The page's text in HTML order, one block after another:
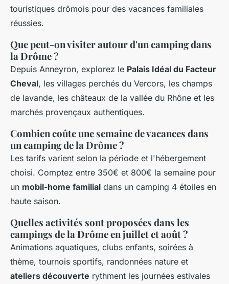
touristiques drômois pour des vacances familiales
réussies.
Que peut-on visiter autour d'un camping dans
la Drôme ?
Depuis Anneyron, explorez le Palais Idéal du Facteur
Cheval, les villages perchés du Vercors, les champs
de lavande, les châteaux de la vallée du Rhône et les
marchés provençaux authentiques.
Combien coûte une semaine de vacances dans
un camping de la Drôme ?
Les tarifs varient selon la période et l'hébergement
choisi. Comptez entre 350€ et 800€ la semaine pour
un mobil-home familial dans un camping 4 étoiles en
haute saison.
Quelles activités sont proposées dans les
campings de la Drôme en juillet et août ?
Animations aquatiques, clubs enfants, soirées à
thème, tournois sportifs, randonnées nature et
ateliers découverte rythment les journées estivales